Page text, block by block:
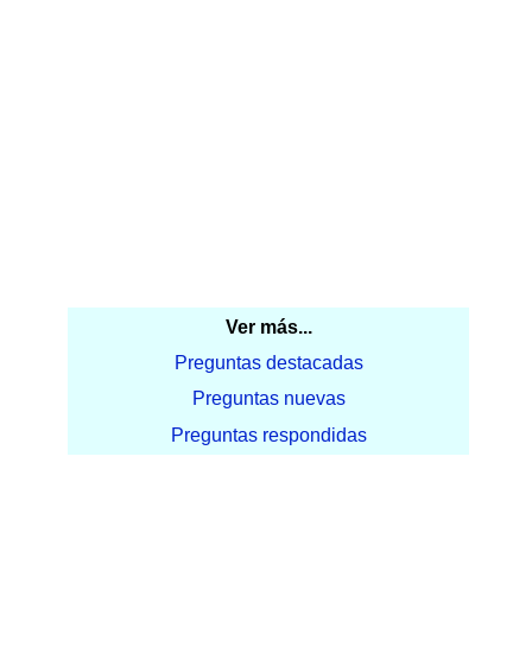
Ver más...
Preguntas destacadas
Preguntas nuevas
Preguntas respondidas